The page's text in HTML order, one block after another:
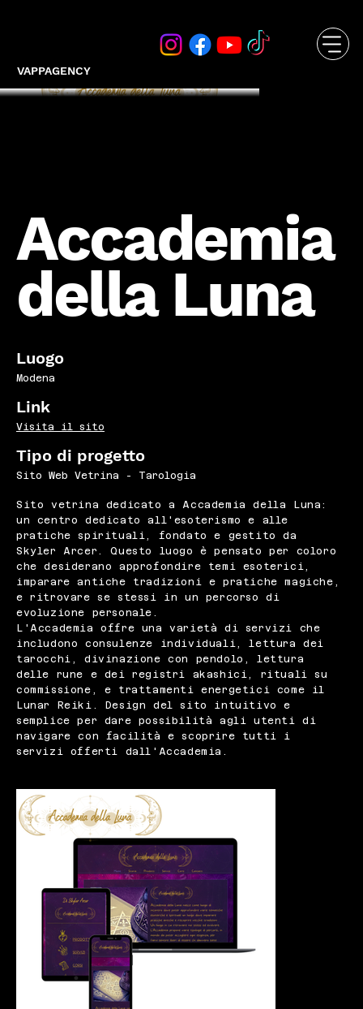
VAPPAGENCY
Accademia
della Luna
Luogo
Modena
Link
Visita il sito
Tipo di progetto
Sito Web Vetrina - Tarologia
Sito vetrina dedicato a Accademia della Luna:
un centro dedicato all'esoterismo e alle
pratiche spirituali, fondato e gestito da
Skyler Arcer. Questo luogo è pensato per coloro
che desiderano approfondire temi esoterici,
imparare antiche tradizioni e pratiche magiche,
e ritrovare se stessi in un percorso di
evoluzione personale.
L'Accademia offre una varietà di servizi che
includono consulenze individuali, lettura dei
tarocchi, divinazione con pendolo, lettura
delle rune e dei registri akashici, rituali su
commissione, e trattamenti energetici come il
Lunar Reiki. Design del sito intuitivo e
semplice per dare possibilità agli utenti di
navigare con facilità e scoprire tutti i
servizi offerti dall'Accademia.